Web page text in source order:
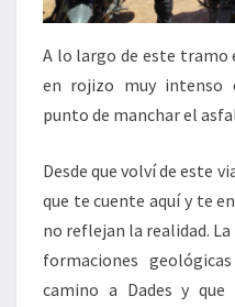
A lo largo de este tramo
en rojizo muy intenso
punto de manchar el
Desde que volví de este
que te cuente aquí y te
no reflejan la realidad.
formaciones
camino a Dades y que